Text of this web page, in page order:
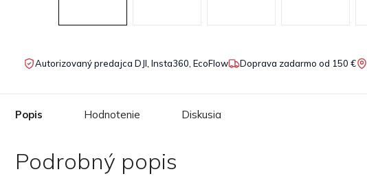
Autorizovaný predajca DJI, Insta360, EcoFlow Doprava zadarmo od 150 €
Popis Hodnotenie Diskusia
Podrobný popis